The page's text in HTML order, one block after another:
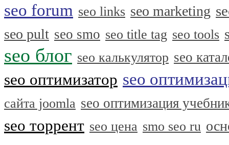
seo forum seo links seo marketing
seo pult seo smo seo title tag seo tools
seo блог seo калькулятор seo
seo оптимизатор seo
сайта joomla seo оптимизация
seo торрент seo цена smo seo ru